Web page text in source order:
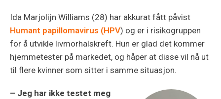
Ida Marjolijn Williams (28) har akkurat fått påvist
Humant papillomavirus (HPV) og er i risikogruppen
for å utvikle livmorhalskreft. Hun er glad det kommer
hjemmetester på markedet, og håper at disse vil nå ut
til flere kvinner som sitter i samme situasjon.
– Jeg har ikke testet meg